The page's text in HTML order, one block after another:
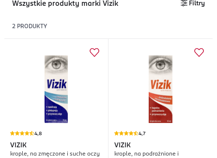
Wszystkie produkty marki Vizik Filtry
2 PRODUKTY
4,8
VIZIK
krople, na zmęczone i suche oczy
4,7
VIZIK
krople, na podrażnione i